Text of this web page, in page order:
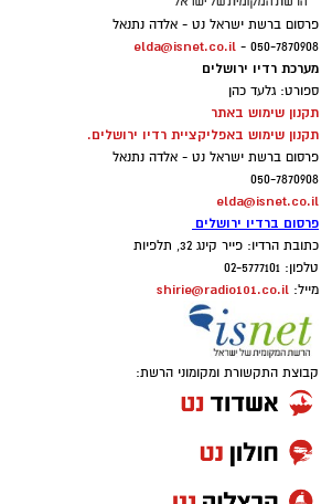
פרסום ברשת ישראל נט - אלדה נתנאל
050-7870908 -
elda@isnet.co.il
מערכת רדיו ירושלים
ספורט: גלעד כהן
תקנון שימוש באתר
תקנון שימוש באפליקציית רדיו ירושלים.
פרסום ברשת ישראל נט - אלדה נתנאל
050-7870908
elda@isnet.co.il
פרסום ברדיו ירושלים
כתובת הרדיו: פייר קינג 32, תלפיות
טלפון: 02-5777101
מייל: shirie@radio101.co.il
קבוצת התקשורת ומקומוני הרשת: